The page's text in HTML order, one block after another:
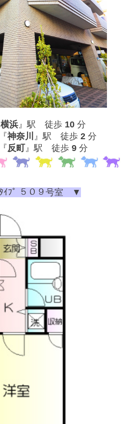
横浜 』駅 徒歩 10 分
神奈川 』駅 徒歩 2 分
反町』駅 徒歩 9 分
ﾌﾟ ５０９号室 ▼